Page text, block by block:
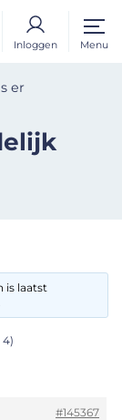
Inloggen Menu
er
is laatst
#145367